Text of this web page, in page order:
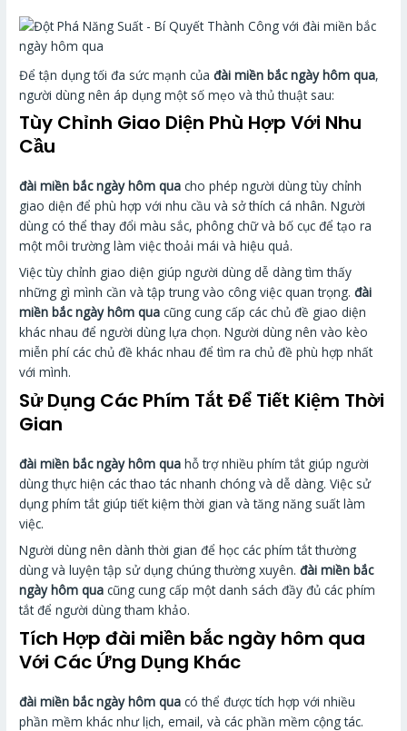
Để tận dụng tối đa sức mạnh củađài miền bắc ngày hôm qua,
người dùng nên áp dụng một số mẹo và thủ thuật sau:
Tùy Chỉnh Giao Diện Phù Hợp Với Nhu
Cầu
đài miền bắc ngày hôm qua cho phép người dùng tùy chỉnh
giao diện để phù hợp với nhu cầu và sở thích cá nhân. Người
dùng có thể thay đổi màu sắc, phông chữ và bố cục để tạo ra
một môi trường làm việc thoải mái và hiệu quả.
Việc tùy chỉnh giao diện giúp người dùng dễ dàng tìm thấy
những gì mình cần và tập trung vào công việc quan trọng.đài
miền bắc ngày hôm qua cũng cung cấp các chủ đề giao diện
khác nhau để người dùng lựa chọn. Người dùng nên vào kèo
miễn phí các chủ đề khác nhau để tìm ra chủ đề phù hợp nhất
với mình.
Sử Dụng Các Phím Tắt Để Tiết Kiệm Thời
Gian
đài miền bắc ngày hôm qua hỗ trợ nhiều phím tắt giúp người
dùng thực hiện các thao tác nhanh chóng và dễ dàng. Việc sử
dụng phím tắt giúp tiết kiệm thời gian và tăng năng suất làm
việc.
Người dùng nên dành thời gian để học các phím tắt thường
dùng và luyện tập sử dụng chúng thường xuyên.đài miền bắc
ngày hôm qua cũng cung cấp một danh sách đầy đủ các phím
tắt để người dùng tham khảo.
Tích Hợpđài miền bắc ngày hôm qua
Với Các Ứng Dụng Khác
đài miền bắc ngày hôm qua có thể được tích hợp với nhiều
phần mềm khác như lịch, email, và các phần mềm cộng tác.